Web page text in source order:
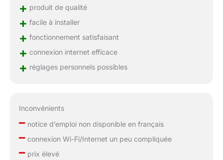
+ produit de qualité
+ facile à installer
+ fonctionnement satisfaisant
+ connexion internet efficace
+ réglages personnels possibles
Inconvénients
–notice d’emploi non disponible en français
–connexion Wi-Fi/Internet un peu compliquée
–prix élevé